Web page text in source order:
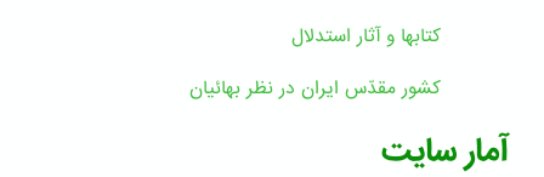
کتابها و آثار استدلال
کشور مقدّس ایران در نظر بهائیان
آمار سایت